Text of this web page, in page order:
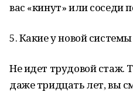
вас «кинут» или соседи
5. Какие у новой
Не идет трудовой стаж.
даже тридцать лет, вы